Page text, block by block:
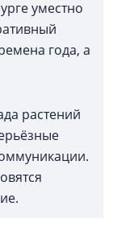
уместно
года, а
растений